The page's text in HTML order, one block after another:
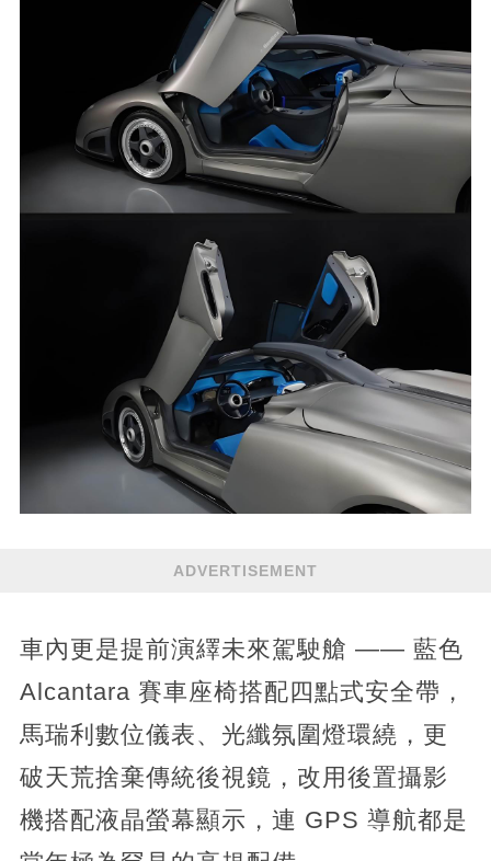
ADVERTISEMENT
車內更是提前演繹未來駕駛艙 —— 藍色
Alcantara 賽車座椅搭配四點式安全帶，
馬瑞利數位儀表、光纖氛圍燈環繞，更
破天荒捨棄傳統後視鏡，改用後置攝影
機搭配液晶螢幕顯示，連 GPS 導航都是